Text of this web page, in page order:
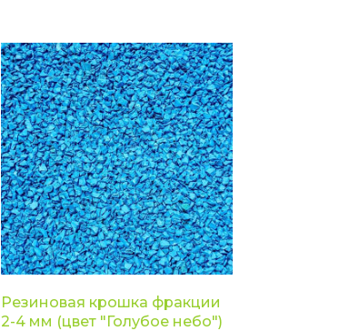
Резиновая крошка фракции
2-4 мм (цвет "Голубое небо")